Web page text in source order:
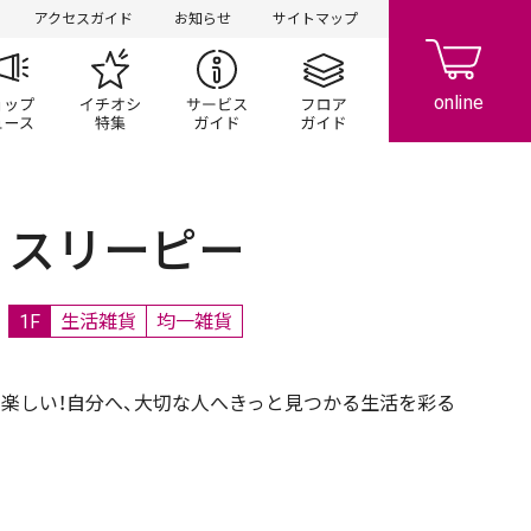
アクセスガイド お知らせ サイトマップ
ン
プ一覧 ショップニュースイチオシ特集 サービスガイドフロアガイド
スリーピー
1F 生活雑貨 均一雑貨
しい！自分へ、大切な人へきっと見つかる生活を彩る